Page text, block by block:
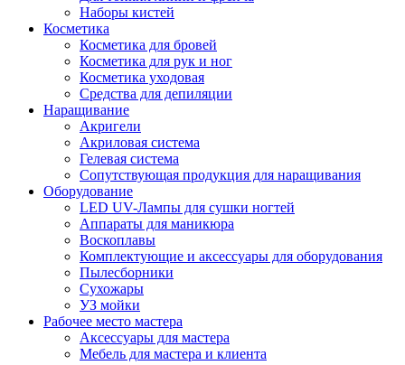
Наборы кистей
Косметика
Косметика для бровей
Косметика для рук и ног
Косметика уходовая
Средства для депиляции
Наращивание
Акригели
Акриловая система
Гелевая система
Сопутствующая продукция для наращивания
Оборудование
LED UV-Лампы для сушки ногтей
Аппараты для маникюра
Воскоплавы
Комплектующие и аксессуары для оборудования
Пылесборники
Сухожары
УЗ мойки
Рабочее место мастера
Аксессуары для мастера
Мебель для мастера и клиента